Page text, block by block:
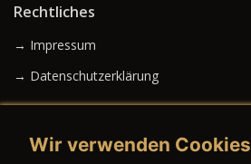
Rechtliches
→ Impressum
→ Datenschutzerklärung
Wir verwenden Cookies